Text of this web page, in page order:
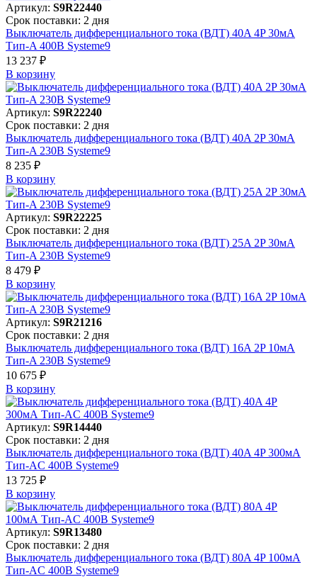
Артикул: S9R22440
Срок поставки: 2 дня
Выключатель дифференциального тока (ВДТ) 40A 4P 30мА
Тип-A 400В Systeme9
13 237 ₽
В корзинy
Артикул: S9R22240
Срок поставки: 2 дня
Выключатель дифференциального тока (ВДТ) 40A 2P 30мА
Тип-A 230В Systeme9
8 235 ₽
В корзинy
Артикул: S9R22225
Срок поставки: 2 дня
Выключатель дифференциального тока (ВДТ) 25A 2P 30мА
Тип-A 230В Systeme9
8 479 ₽
В корзинy
Артикул: S9R21216
Срок поставки: 2 дня
Выключатель дифференциального тока (ВДТ) 16A 2P 10мА
Тип-A 230В Systeme9
10 675 ₽
В корзинy
Артикул: S9R14440
Срок поставки: 2 дня
Выключатель дифференциального тока (ВДТ) 40A 4P 300мА
Тип-AC 400В Systeme9
13 725 ₽
В корзинy
Артикул: S9R13480
Срок поставки: 2 дня
Выключатель дифференциального тока (ВДТ) 80A 4P 100мА
Тип-AC 400В Systeme9